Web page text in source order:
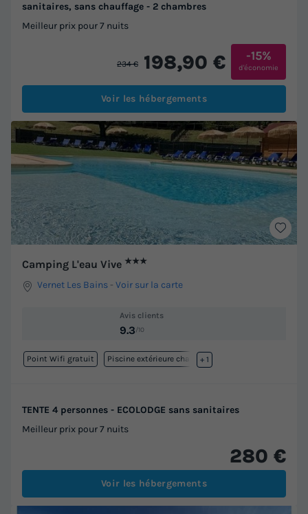
sanitaires, sans chauffage - 2 chambres
Meilleur prix pour 7 nuits
234 € 198,90 € -15%
d'économie
Voir les hébergements
Camping L'eau Vive ★★★
Vernet Les Bains -Voir sur la carte
Avis clients
9.3/10
Point Wifi gratuit Piscine extérieure chauffée
+ 1
TENTE 4 personnes - ECOLODGE sans sanitaires
Meilleur prix pour 7 nuits
280 €
Voir les hébergements